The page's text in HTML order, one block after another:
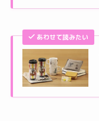
あわせて読みたい